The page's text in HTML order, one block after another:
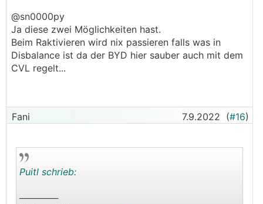
Winterschlaf.
@sn0000py
Ja diese zwei Möglichkeiten hast.
Beim Raktivieren wird nix passieren falls was in
Disbalance ist da der BYD hier sauber auch mit dem
CVL regelt...
Fani 7.9.2022 (#16)
Puitl schrieb:
──────